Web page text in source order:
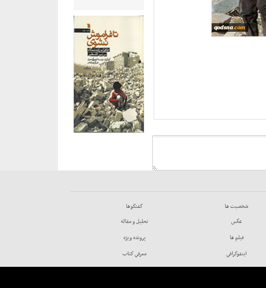
شخصيت ها
عكس
فيلم ها
اينفوگرافي
گفتگوها
تحليل و مقاله
پرونده ويژه
معرفي كتاب